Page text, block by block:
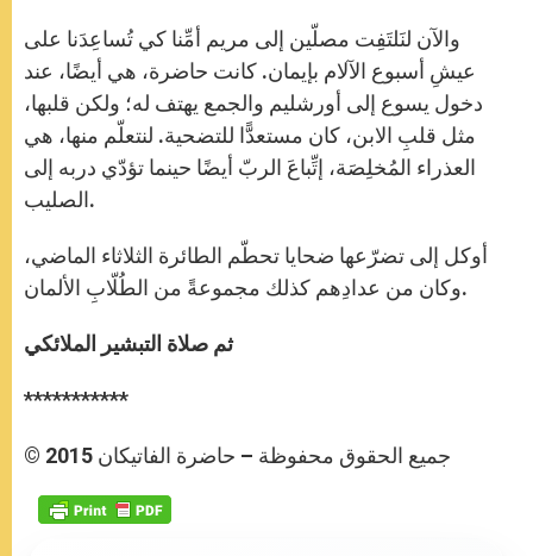
والآن لنَلتَفِت مصلّين إلى مريم أمِّنا كي تُساعِدَنا على
عيشِ أسبوع الآلام بإيمان. كانت حاضرة، هي أيضًا، عند
دخول يسوع إلى أورشليم والجمع يهتف له؛ ولكن قلبها،
مثل قلبِ الابن، كان مستعدًّا للتضحية. لنتعلّم منها، هي
العذراء المُخلِصَة، إتِّباعَ الربّ أيضًا حينما تؤدّي دربه إلى
الصليب.
أوكل إلى تضرّعها ضحايا تحطّم الطائرة الثلاثاء الماضي،
وكان من عدادِهم كذلك مجموعةً من الطُلّابِ الألمان.
ثم صلاة التبشير الملائكي
***********
© جميع الحقوق محفوظة – حاضرة الفاتيكان 2015